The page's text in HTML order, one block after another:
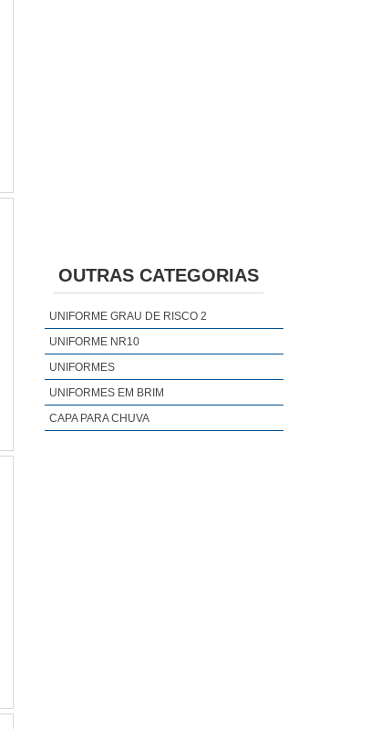
OUTRAS CATEGORIAS
UNIFORME GRAU DE RISCO 2
UNIFORME NR10
UNIFORMES
UNIFORMES EM BRIM
CAPA PARA CHUVA